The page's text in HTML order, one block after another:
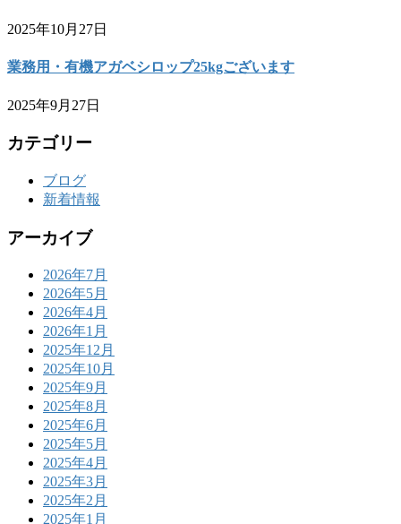
2025年10月27日
業務用・有機アガベシロップ25kgございます
2025年9月27日
カテゴリー
ブログ
新着情報
アーカイブ
2026年7月
2026年5月
2026年4月
2026年1月
2025年12月
2025年10月
2025年9月
2025年8月
2025年6月
2025年5月
2025年4月
2025年3月
2025年2月
2025年1月